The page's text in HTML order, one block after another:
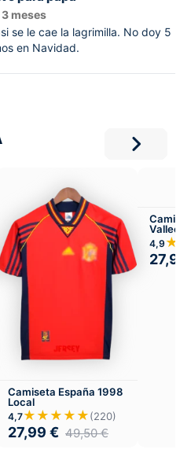
3 meses
se le cae la lagrimilla. No doy 5
en Navidad.
Camiseta España 1998
Local
4,7★★★★★(220)
27,99 € 49,50€
Local
4,9
27,99